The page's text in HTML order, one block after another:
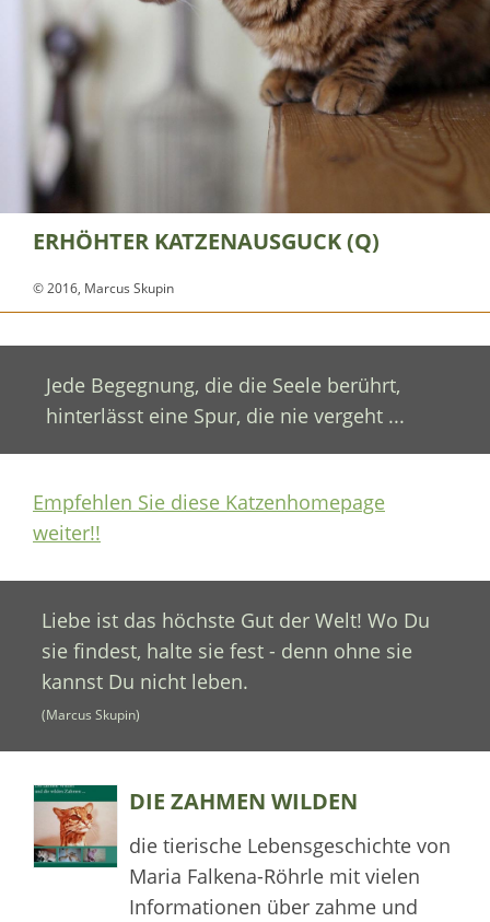
ERHÖHTER KATZENAUSGUCK (Q)
© 2016, Marcus Skupin
Jede Begegnung, die die Seele berührt,
hinterlässt eine Spur, die nie vergeht ...
Empfehlen Sie diese Katzenhomepage
weiter!!
Liebe ist das höchste Gut der Welt! Wo Du
sie findest, halte sie fest - denn ohne sie
kannst Du nicht leben.
(Marcus Skupin)
DIE ZAHMEN WILDEN
die tierische Lebensgeschichte von
Maria Falkena-Röhrle mit vielen
Informationen über zahme und